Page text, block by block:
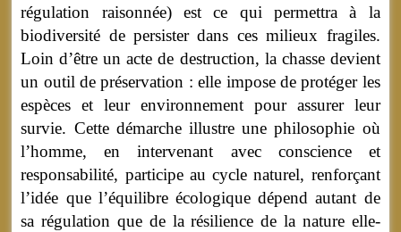
régulation raisonnée) est ce qui permettra à la
biodiversité de persister dans ces milieux fragiles.
Loin d’être un acte de destruction, la chasse devient
un outil de préservation : elle impose de protéger les
espèces et leur environnement pour assurer leur
survie. Cette démarche illustre une philosophie où
l’homme, en intervenant avec conscience et
responsabilité, participe au cycle naturel, renforçant
l’idée que l’équilibre écologique dépend autant de
sa régulation que de la résilience de la nature elle-